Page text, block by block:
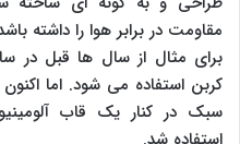
مقاومت در برابر هوا را داشته
برای مثال از سال ها قبل در
کربن استفاده می شود. اما
سبک در کنار یک قاب